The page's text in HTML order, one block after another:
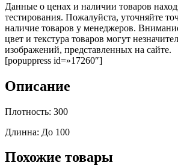
Данные о ценах и наличии товаров
тестирования. Пожалуйста, уточняйте
наличие товаров у менеджеров.
цвет и текстура товаров могут
изображений, представленных на сайте.
[popuppress id=»17260″]
Описание
Плотность: 300
Длинна: До 100
Похожие товары